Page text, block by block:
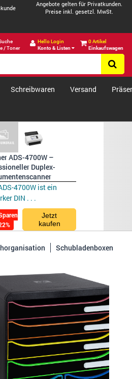
Angebote gelten für Privatkunden.
Preise inkl. gesetzl. MwSt.
/ Toner
Hello Login
Konto & Listen
0 Artikel
Einkaufswagen
Schreibwaren Versand
ADS-4700W –
Duplex-
4700W ist ein
DIN . . .
Jetzt
kaufen
Schubladenboxen